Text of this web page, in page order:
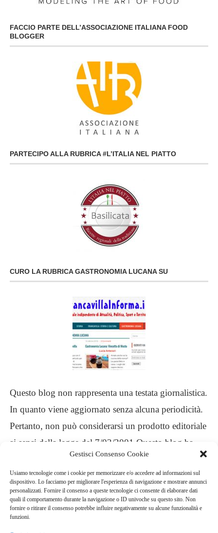
Gestisci Consenso Cookie
Usiamo tecnologie come i cookie per memorizzare e/o accedere ad informazioni sul
dispositivo. Lo facciamo per migliorare l'esperienza di navigazione e mostrare annunci
personalizzati. Fornire il consenso a queste tecnologie ci consente di elaborare dati
quali il comportamento durante la navigazione o ID univoche su questo sito. Non
fornire o ritirare il consenso potrebbe influire negativamente su alcune funzionalità e
funzioni.
FACCIO PARTE DELL’ASSOCIAZIONE ITALIANA FOOD
BLOGGER
PARTECIPO ALLA RUBRICA #L’ITALIA NEL PIATTO
CURO LA RUBRICA GASTRONOMIA LUCANA SU
Questo blog non rappresenta una testata giornalistica.
In quanto viene aggiornato senza alcuna periodicità.
Pertanto, non può considerarsi un prodotto editoriale
ai sensi della legge del 7/03/2001 Questo blog ha
carattere personale, non è mio intento infrangere
alcun diritto d’autore
.